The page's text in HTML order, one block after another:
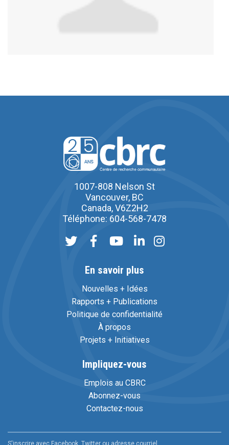
1007-808 Nelson St
Vancouver, BC
Canada, V6Z2H2
Téléphone: 604-568-7478
En savoir plus
Nouvelles + Idées
Rapports + Publications
Politique de confidentialité
À propos
Projets + Initiatives
Impliquez-vous
Emplois au CBRC
Abonnez-vous
Contactez-nous